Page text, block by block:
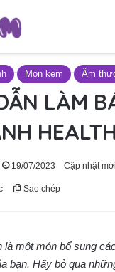
Món kem Ẩm
LÀM
19/07/2023 Cập nhật
Sao chép
là một món bổ sung
bạn. Hãy bỏ qua